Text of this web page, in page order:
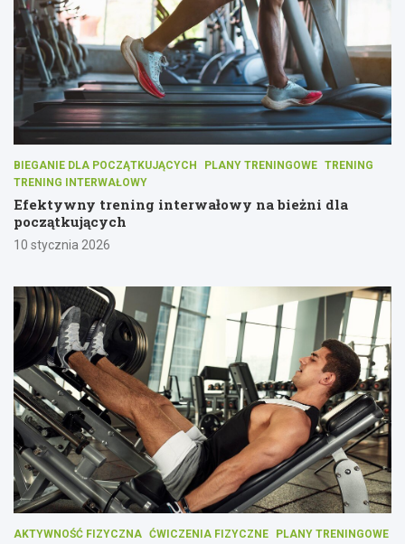
BIEGANIE DLA POCZĄTKUJĄCYCH PLANY TRENINGOWE TRENING
TRENING INTERWAŁOWY
Efektywny trening interwałowy na bieżni dla
początkujących
10 stycznia 2026
AKTYWNOŚĆ FIZYCZNA ĆWICZENIA FIZYCZNE
PLANY TRENINGOWE